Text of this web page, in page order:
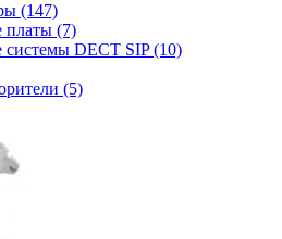
(147)
платы (7)
DECT SIP(10)
(5)